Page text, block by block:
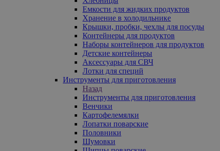
Емкости для жидких продуктов
Хранение в холодильнике
Крышки, пробки, чехлы для посуды
Контейнеры для продуктов
Наборы контейнеров для продуктов
Детские контейнеры
Аксессуары для СВЧ
Лотки для специй
Инструменты для приготовления
Назад
Инструменты для приготовления
Венчики
Картофелемялки
Лопатки поварские
Половники
Шумовки